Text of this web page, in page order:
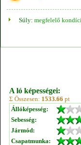
Súly: megfelelő
A ló képességei:
Σ Összesen: 1533.66 pt
Állóképesség:
Sebesség:
Jármód:
Csapatmunka: